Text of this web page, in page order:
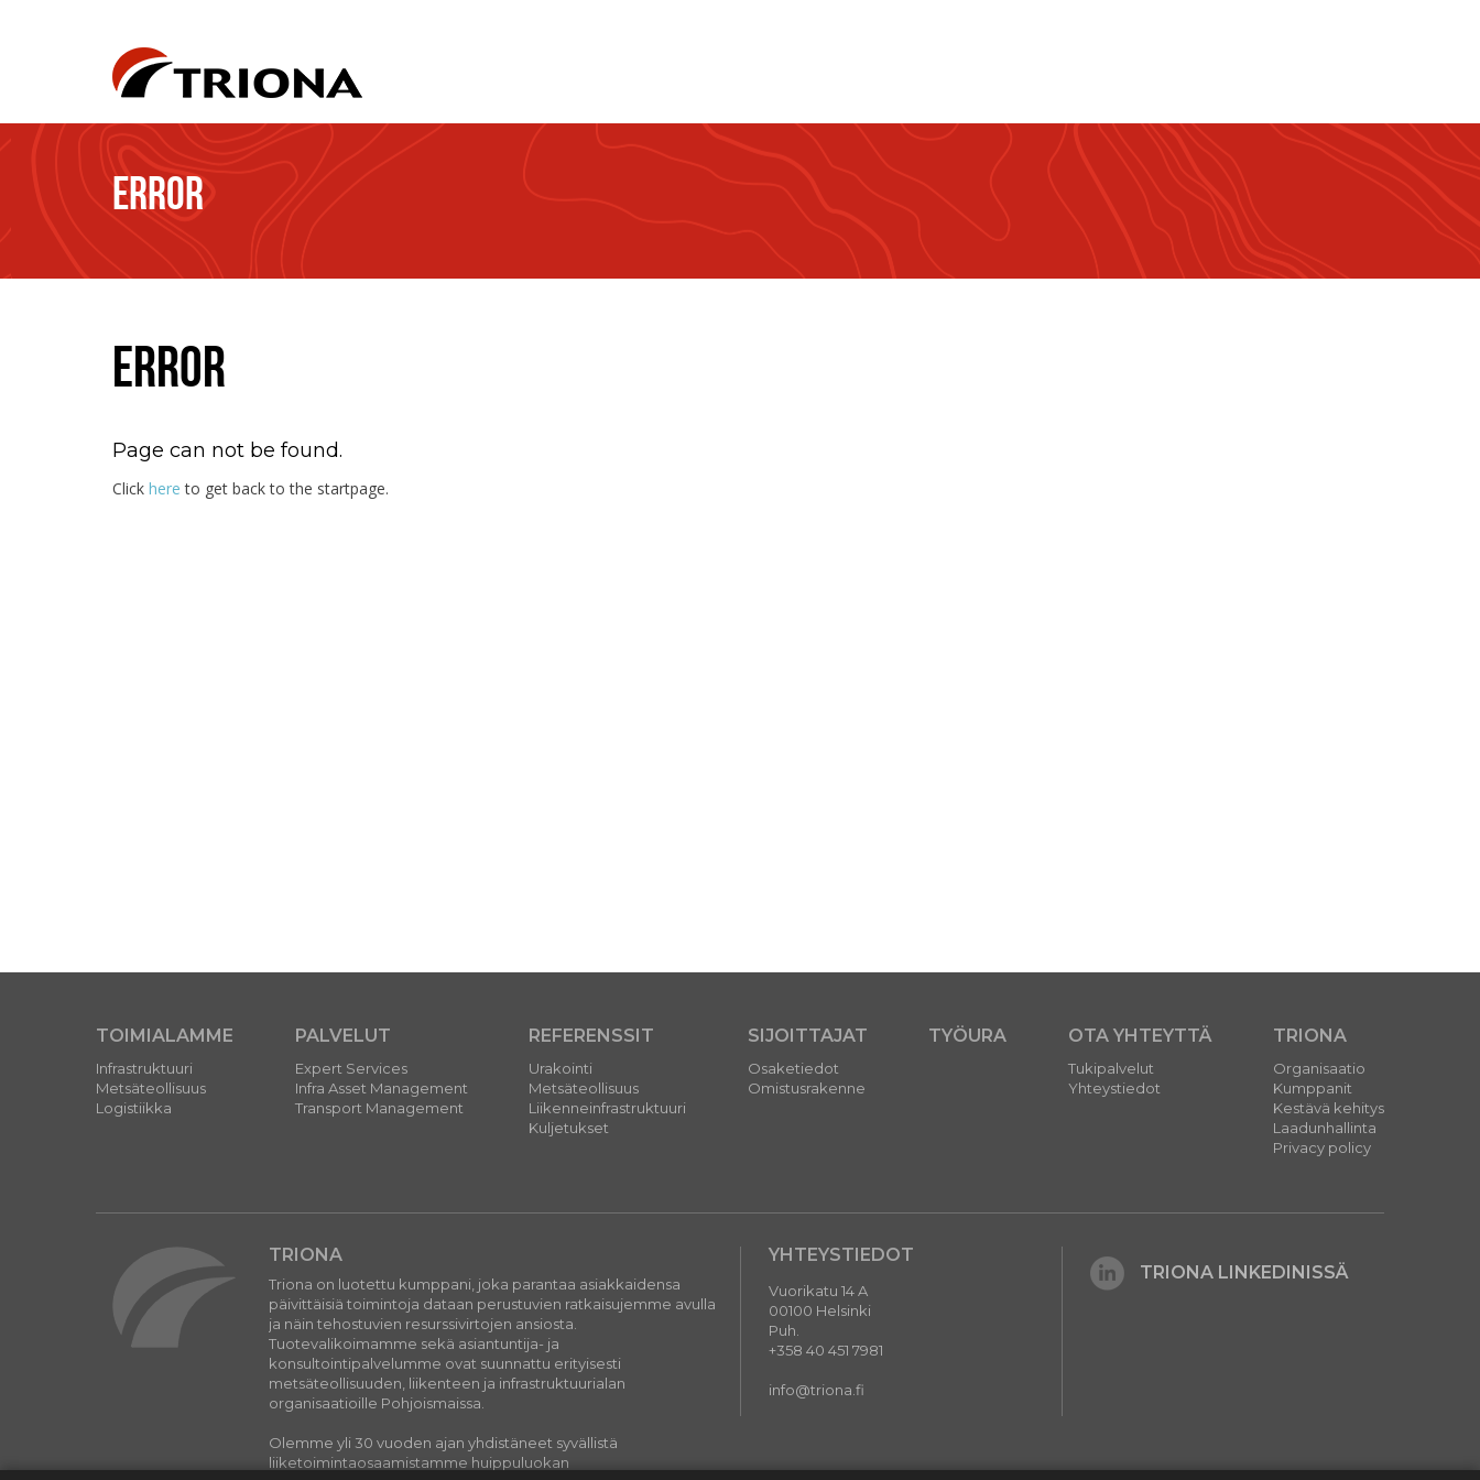
ERROR
ERROR
Page can not be found.
Click here to get back to the startpage.
TOIMIALAMME
Infrastruktuuri
Metsäteollisuus
Logistiikka
PALVELUT
Expert Services
Infra Asset Management
Transport Management
REFERENSSIT
Urakointi
Metsäteollisuus
Liikenneinfrastruktuuri
Kuljetukset
SIJOITTAJAT
Osaketiedot
Omistusrakenne
TYÖURA OTA YHTEYTTÄ
Tukipalvelut
Yhteystiedot
TRIONA
Organisaatio
Kumppanit
Kestävä kehitys
Laadunhallinta
Privacy policy
TRIONA
Triona on luotettu kumppani, joka parantaa asiakkaidensa
päivittäisiä toimintoja dataan perustuvien ratkaisujemme avulla
ja näin tehostuvien resurssivirtojen ansiosta.
Tuotevalikoimamme sekä asiantuntija- ja
konsultointipalvelumme ovat suunnattu erityisesti
metsäteollisuuden, liikenteen ja infrastruktuurialan
organisaatioille Pohjoismaissa.
Olemme yli 30 vuoden ajan yhdistäneet syvällistä
liiketoimintaosaamistamme huippuluokan
YHTEYSTIEDOT
Vuorikatu 14 A
00100 Helsinki
Puh.
+358 40 451 7981
info@triona.fi
TRIONA LINKEDINISSÄ